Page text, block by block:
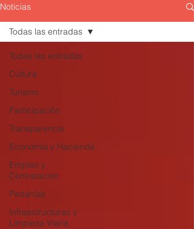
Noticias
Todas las entradas
Cultura
Turismo
Participación
Transparencia
Economía y Hacienda
Empleo y
Contratación
Pedanías
Infraestructuras y
Limpieza Viaria
Todas las entradas